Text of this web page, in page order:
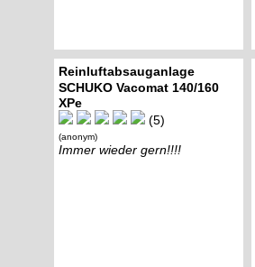
Reinluftabsauganlage
SCHUKO Vacomat 140/160
XPe
(5)
(anonym)
Immer wieder gern!!!!